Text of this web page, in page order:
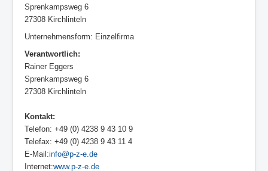
Sprenkampsweg 6
27308 Kirchlinteln
Unternehmensform: Einzelfirma
Verantwortlich:
Rainer Eggers
Sprenkampsweg 6
27308 Kirchlinteln
Kontakt:
Telefon: +49 (0) 4238 9 43 10 9
Telefax: +49 (0) 4238 9 43 11 4
E-Mail:info@p-z-e.de
Internet:www.p-z-e.de